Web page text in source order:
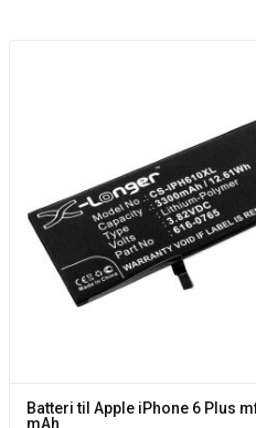
Batteri til Apple iPhone 6 Plus
mAh